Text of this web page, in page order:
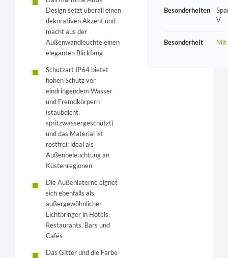
Design setzt überall einen
dekorativen Akzent und
macht aus der
Außenwandleuchte einen
eleganten Blickfang
Schutzart IP64 bietet
hohen Schutz vor
eindringendem Wasser
und Fremdkörpern
(staubdicht,
spritzwassergeschützt)
und das Material ist
rostfrei: ideal als
Außenbeleuchtung an
Küstenregionen
Die Außenlaterne eignet
sich ebenfalls als
außergewöhnlicher
Lichtbringer in Hotels,
Restaurants, Bars und
Cafés
Das Gitter und die Farbe
Besonderheiten
V
Besonderheit Mit